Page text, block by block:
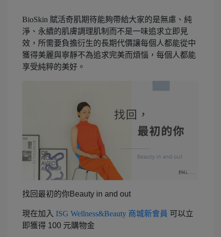
BioSkin 賦活奇肌期待能夠帶給大家的是無慮、純
淨、永續的肌膚調理肌制而不是一味追求立即見
效，所需要負擔衍生的長期代價讓每個人都能從中
獲得美麗與寧靜不為追求完美而煩惱，每個人都能
享受純粹的美好。
找回最初的你Beauty in and out
現在加入 ISG Wellness&Beauty 商城新會員 可以立
即獲得 100 元購物金